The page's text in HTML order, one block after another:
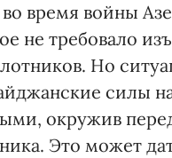
во время войны
не требовало
Но
силы
окружив
Это может